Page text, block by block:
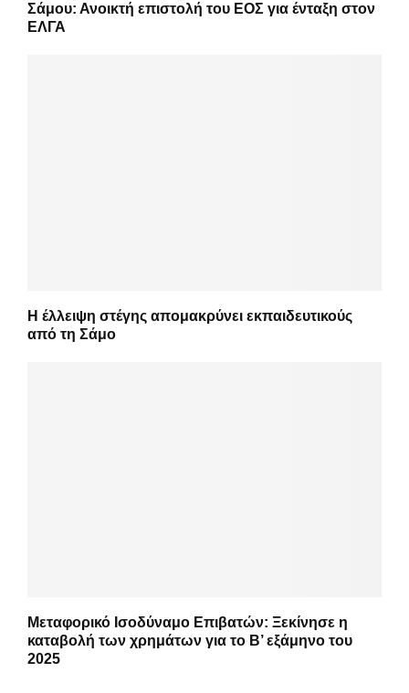
Σάμου: Ανοικτή επιστολή του ΕΟΣ για ένταξη στον
ΕΛΓΑ
Η έλλειψη στέγης απομακρύνει εκπαιδευτικούς
από τη Σάμο
Μεταφορικό Ισοδύναμο Επιβατών: Ξεκίνησε η
καταβολή των χρημάτων για το Β’ εξάμηνο του
2025